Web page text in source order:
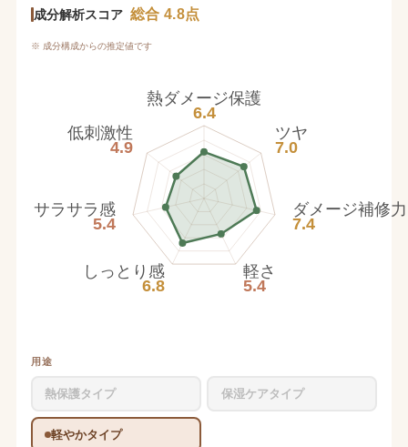
成分解析スコア 総合 4.8点
※ 成分構成からの推定値です
熱ダメージ保護
6.4
ツヤ
7.0
ダメージ補修力
7.4
軽さ
5.4
しっとり感
6.8
サラサラ感
5.4
低刺激性
4.9
用途
熱保護タイプ 保湿ケアタイプ
軽やかタイプ